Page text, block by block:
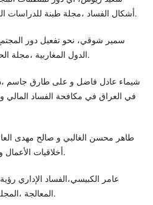
أشكال الفساد ،مجلة طبنة للدراسات العلمية الاكاديمية ، العدد3، 2021.
الدول المغاربية ،مجلة الحقوق و الحريات ، العدد2، 2016.
أخلاقيات الأعمال و المجتمع ،الأردن ،عمان ،2005.
المعالجة ،المجلة العربية للإدارة ،العدد1، 2000.